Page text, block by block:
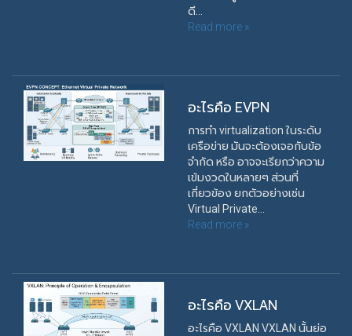
ดี...
Read more »
อะไรคือ EVPN
การทำ virtualization ในระดับ
เครือข่าย มันจะต้องเจอกับข้อ
จำกัด หรือ อาจจะเรียกว่าความ
เข้มงวดในหลายๆ ส่วนที่
เกี่ยวข้อง ยกตัวอย่างเช่น
Virtual Private...
Read more »
อะไรคือ VXLAN
อะไรคือ VXLAN VXLAN นั้นย่อ